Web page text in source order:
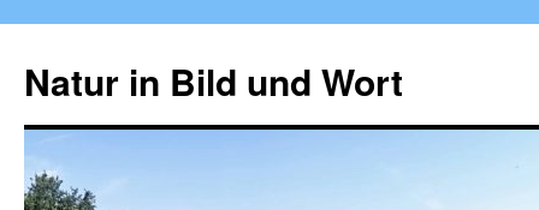
springen
Natur in Bild und Wort